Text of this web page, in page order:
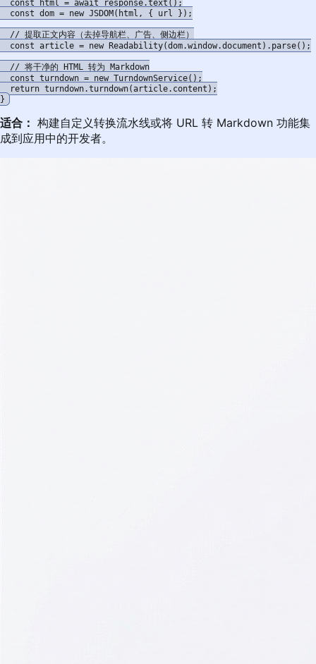
  const html = await response.text();
  const dom = new JSDOM(html, { url });
  // 提取正文内容（去掉导航栏、广告、侧边栏）
  const article = new Readability(dom.window.document).parse();
  // 将干净的 HTML 转为 Markdown
  const turndown = new TurndownService();
  return turndown.turndown(article.content);
适合： 构建自定义转换流水线或将 URL 转 Markdown 功能集
成到应用中的开发者。